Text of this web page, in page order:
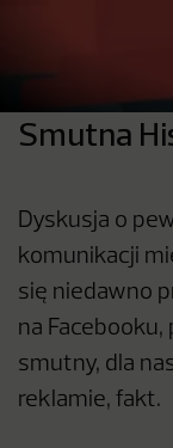
Smutna
Dyskusja o
komunikacji
się niedawno
na Facebooku,
smutny, dla
reklamie, fakt.